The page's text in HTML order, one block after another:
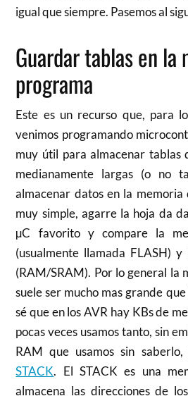
igual que siempre. Pasemos al
Guardar tablas en la
programa
Este es un recurso que, para
venimos programando
muy útil para almacenar tablas
medianamente largas (o no
almacenar datos en la memoria
muy simple, agarre la hoja da
µC favorito y compare la
(usualmente llamada FLASH)
(RAM/SRAM). Por lo general la
suele ser mucho mas grande
sé que en los AVR hay KBs de
pocas veces usamos tanto, sin
RAM que usamos sin
STACK. El STACK es una
almacena las direcciones de